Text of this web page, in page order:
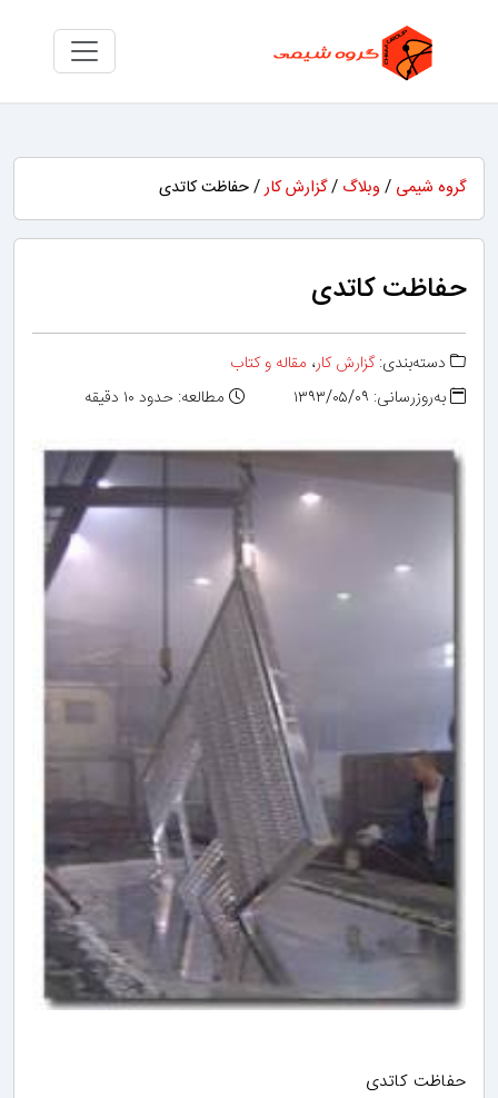
گروه شیمی / وبلاگ /گزارش کار/ حفاظت کاتدی
حفاظت کاتدی
دسته‌بندی:گزارش کار، مقاله و کتاب
به‌روزرسانی: ۱۳۹۳/۰۵/۰۹
مطالعه: حدود ۱۰ دقیقه
حفاظت کاتدی